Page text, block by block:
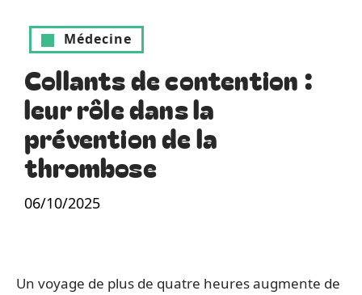
Médecine
Collants de contention :
leur rôle dans la
prévention de la
thrombose
06/10/2025
Un voyage de plus de quatre heures augmente de